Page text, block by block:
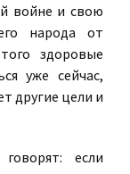
войне и свою
народа от
здоровые
уже сейчас,
другие цели и
если